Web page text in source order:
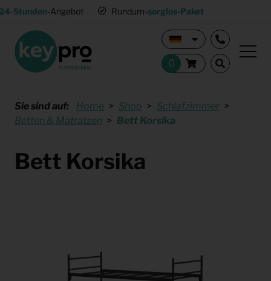
Stunden-Angebot Rundum-sorglos-Paket
Sie sind auf: Home Shop
Schlafzimmer
Betten & Matratzen
Bett Korsika
Bett Korsika